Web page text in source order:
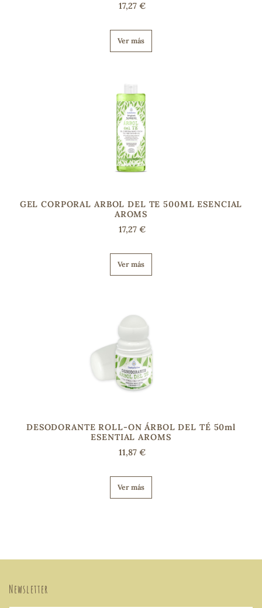
17,27 €
Ver más
GEL CORPORAL ARBOL DEL TE 500ML ESENCIAL
AROMS
17,27 €
Ver más
DESODORANTE ROLL-ON ÁRBOL DEL TÉ 50ml
ESENTIAL AROMS
11,87 €
Ver más
Newsletter